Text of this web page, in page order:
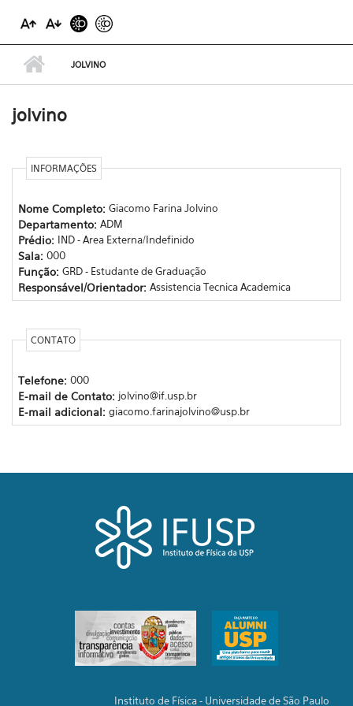
JOLVINO
jolvino
INFORMAÇÕES
Nome Completo: Giacomo Farina Jolvino
Departamento: ADM
Prédio: IND - Area Externa/Indefinido
Sala: 000
Função: GRD - Estudante de Graduação
Responsável/Orientador: Assistencia Tecnica Academica
CONTATO
Telefone: 000
E-mail de Contato: jolvino@if.usp.br
E-mail adicional: giacomo.farinajolvino@usp.br
Instituto de Física - Universidade de São Paulo